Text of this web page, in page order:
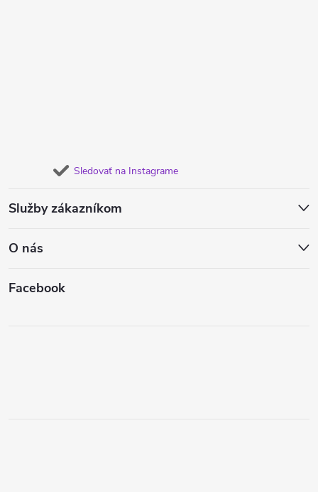
Sledovať na Instagrame
Služby zákazníkom
O nás
Facebook